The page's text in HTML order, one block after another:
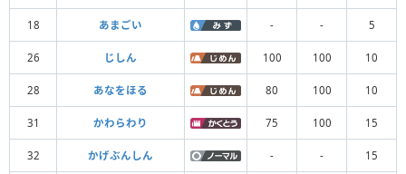
18 あまごい - - 5
26 じしん 100 100 10
28 あなをほる 80 100 10
31 かわらわり 75 100 15
32 かげぶんしん - - 15